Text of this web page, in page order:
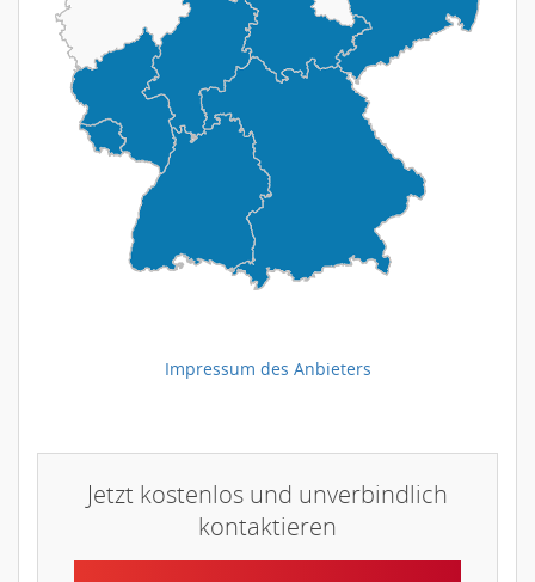
Impressum des Anbieters
Jetzt kostenlos und unverbindlich
kontaktieren